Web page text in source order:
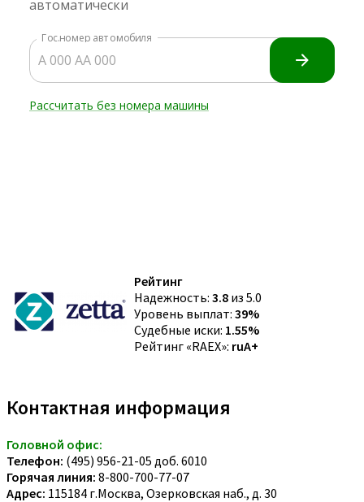
Рейтинг
Надежность: 3.8 из 5.0
Уровень выплат: 39%
Судебные иски: 1.55%
Рейтинг «RAEX»: ruA+
Контактная информация
Головной офис:
Телефон: (495) 956-21-05 доб. 6010
Горячая линия: 8-800-700-77-07
Адрес: 115184 г.Москва, Озерковская наб., д. 30